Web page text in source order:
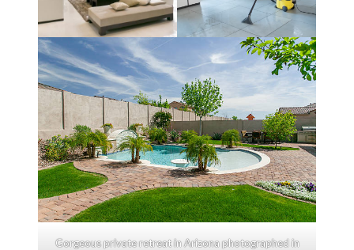
Gorgeous private retreat in Arizona photographed in